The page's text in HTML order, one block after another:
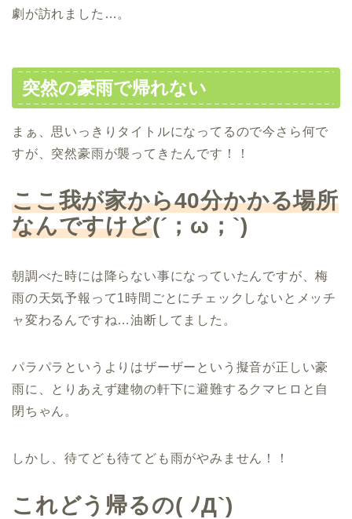
劇が訪れました…。
突然の豪雨で帰れない
まぁ、思いっきりタイトルになってるので今さら何で
すが、突然豪雨が襲ってきたんです！！
ここ我が家から40分かかる場所
なんですけど(´ ； ω ； `)
朝調べた時には降らない事になっていたんですが、梅
雨の天気予報って1時間ごとにチェックしないとメッチ
ャ変わるんですね…油断してました。
パラパラというよりはザーザーという擬音が正しい豪
雨に、とりあえず建物の軒下に避難するクマヒロと自
閉ちゃん。
しかし、待てども待てども雨がやみません！！
これどう帰るの( ﾉД`)